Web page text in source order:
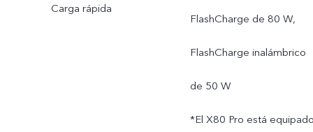
Carga rápida
FlashCharge de 80 W,
FlashCharge inalámbrico
de 50 W
*El X80 Pro está